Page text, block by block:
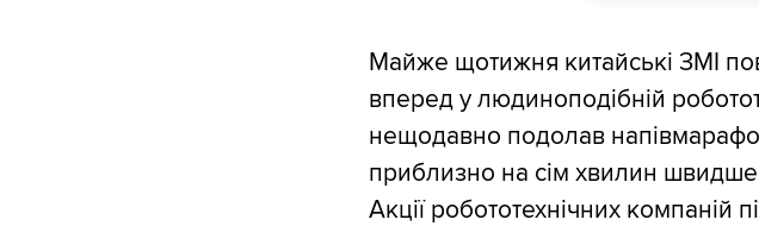
Майже щотижня китайські ЗМІ
вперед у людиноподібній
нещодавно подолав
приблизно на сім хвилин швидше
Акції робототехнічних компаній